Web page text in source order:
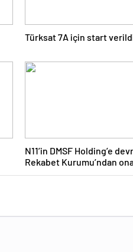
Türksat 7A için start
N11’in DMSF Holding’e
Rekabet Kurumu’ndan